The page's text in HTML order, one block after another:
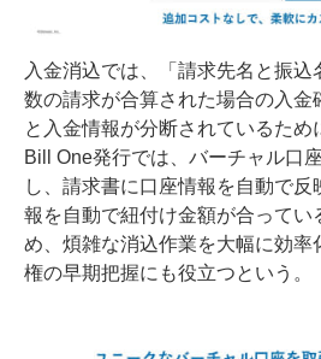
入金消込では、「請求先名と振込
数の請求が合算された場合の入金
と入金情報が分断されているため
Bill One発行では、バーチャル口
し、請求書に口座情報を自動で
報を自動で紐付け金額が合ってい
め、煩雑な消込作業を大幅に効率
権の早期把握にも役立つという。